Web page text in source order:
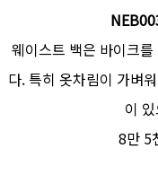
웨이스트 백은 바이크
다. 특히 옷차림이 가벼
이
8만 5